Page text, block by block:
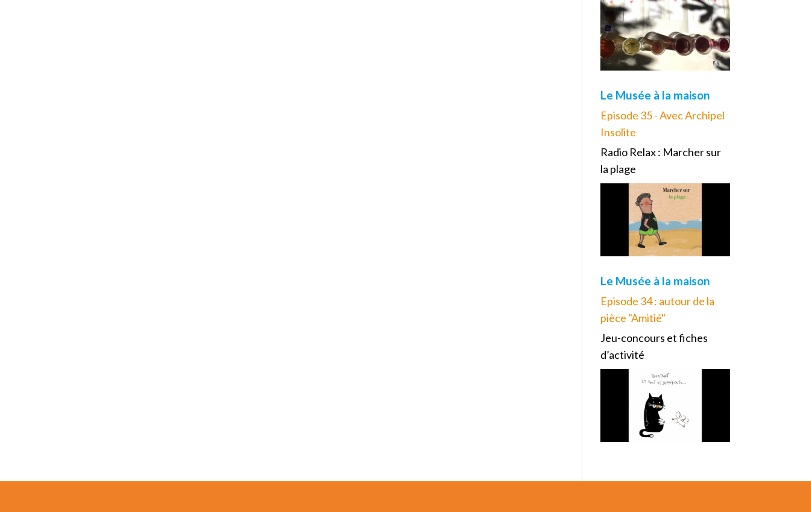
Le Musée à la maison
Episode 35 - Avec Archipel
Insolite
Radio Relax : Marcher sur
la plage
Le Musée à la maison
Episode 34 : autour de la
pièce "Amitié"
Jeu-concours et fiches
d’activité